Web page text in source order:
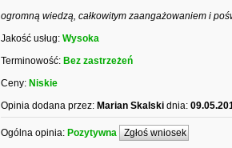
ogromną wiedzą, całkowitym zaangażowaniem i
Jakość usług: Wysoka
Terminowość: Bez zastrzeżeń
Ceny: Niskie
Opinia dodana przez: Marian Skalski dnia:
Ogólna opinia: Pozytywna Zgłoś wniosek